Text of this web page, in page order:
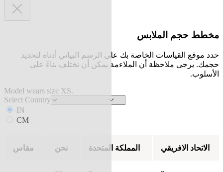
مخطط حجم الملابس
حدد موقع القياسات الخاصة بك على الرسم البياني أدناه لتحديد
حجمك. يرجى ملاحظة أن الملاءمة يمكن أن تختلف بناءً على
الأسلوب.
Model wears size XS.
Select Country
IN
CM
مقاس نحن المملكة المتحدة الاتحاد الافريقي